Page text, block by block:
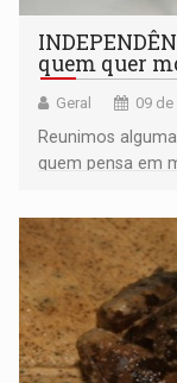
quem quer
Geral 09
Reunimos
quem pensa em